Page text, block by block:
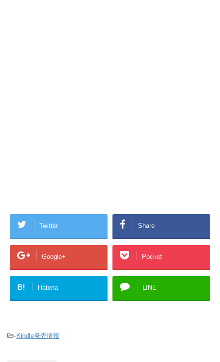
Twitter Share
Google+ Pocket
B! Hatena LINE
-Kindle発売情報